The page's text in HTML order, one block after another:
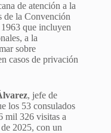
de atención a la
de la Convención
que incluyen
a la
sobre
casos de privación
, jefe de
los 53 consulados
mil 326 visitas a
2025, con un